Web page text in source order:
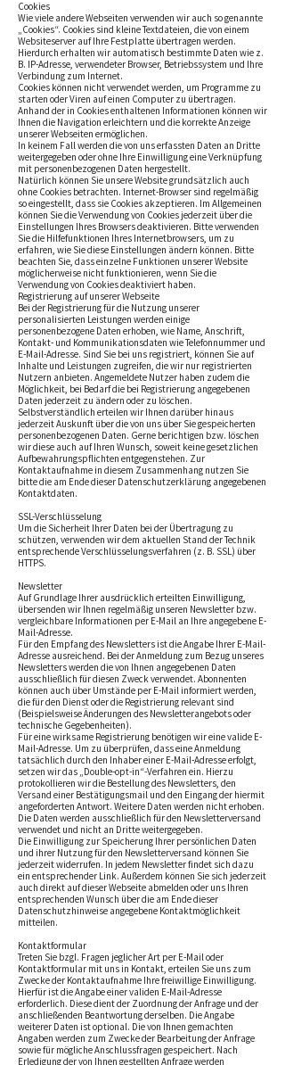
Cookies
Wie viele andere Webseiten verwenden wir auch so genannte
„Cookies“. Cookies sind kleine Textdateien, die von einem
Websiteserver auf Ihre Festplatte übertragen werden.
Hierdurch erhalten wir automatisch bestimmte Daten wie z.
B. IP-Adresse, verwendeter Browser, Betriebssystem und Ihre
Verbindung zum Internet.
Cookies können nicht verwendet werden, um Programme zu
starten oder Viren auf einen Computer zu übertragen.
Anhand der in Cookies enthaltenen Informationen können wir
Ihnen die Navigation erleichtern und die korrekte Anzeige
unserer Webseiten ermöglichen.
In keinem Fall werden die von uns erfassten Daten an Dritte
weitergegeben oder ohne Ihre Einwilligung eine Verknüpfung
mit personenbezogenen Daten hergestellt.
Natürlich können Sie unsere Website grundsätzlich auch
ohne Cookies betrachten. Internet-Browser sind regelmäßig
so eingestellt, dass sie Cookies akzeptieren. Im Allgemeinen
können Sie die Verwendung von Cookies jederzeit über die
Einstellungen Ihres Browsers deaktivieren. Bitte verwenden
Sie die Hilfefunktionen Ihres Internetbrowsers, um zu
erfahren, wie Sie diese Einstellungen ändern können. Bitte
beachten Sie, dass einzelne Funktionen unserer Website
möglicherweise nicht funktionieren, wenn Sie die
Verwendung von Cookies deaktiviert haben.
Registrierung auf unserer Webseite
Bei der Registrierung für die Nutzung unserer
personalisierten Leistungen werden einige
personenbezogene Daten erhoben, wie Name, Anschrift,
Kontakt- und Kommunikationsdaten wie Telefonnummer und
E-Mail-Adresse. Sind Sie bei uns registriert, können Sie auf
Inhalte und Leistungen zugreifen, die wir nur registrierten
Nutzern anbieten. Angemeldete Nutzer haben zudem die
Möglichkeit, bei Bedarf die bei Registrierung angegebenen
Daten jederzeit zu ändern oder zu löschen.
Selbstverständlich erteilen wir Ihnen darüber hinaus
jederzeit Auskunft über die von uns über Sie gespeicherten
personenbezogenen Daten. Gerne berichtigen bzw. löschen
wir diese auch auf Ihren Wunsch, soweit keine gesetzlichen
Aufbewahrungspflichten entgegenstehen. Zur
Kontaktaufnahme in diesem Zusammenhang nutzen Sie
bitte die am Ende dieser Datenschutzerklärung angegebenen
Kontaktdaten.
SSL-Verschlüsselung
Um die Sicherheit Ihrer Daten bei der Übertragung zu
schützen, verwenden wir dem aktuellen Stand der Technik
entsprechende Verschlüsselungsverfahren (z. B. SSL) über
HTTPS.
Newsletter
Auf Grundlage Ihrer ausdrücklich erteilten Einwilligung,
übersenden wir Ihnen regelmäßig unseren Newsletter bzw.
vergleichbare Informationen per E-Mail an Ihre angegebene E-
Mail-Adresse.
Für den Empfang des Newsletters ist die Angabe Ihrer E-Mail-
Adresse ausreichend. Bei der Anmeldung zum Bezug unseres
Newsletters werden die von Ihnen angegebenen Daten
ausschließlich für diesen Zweck verwendet. Abonnenten
können auch über Umstände per E-Mail informiert werden,
die für den Dienst oder die Registrierung relevant sind
(Beispielsweise Änderungen des Newsletterangebots oder
technische Gegebenheiten).
Für eine wirksame Registrierung benötigen wir eine valide E-
Mail-Adresse. Um zu überprüfen, dass eine Anmeldung
tatsächlich durch den Inhaber einer E-Mail-Adresse erfolgt,
setzen wir das „Double-opt-in“-Verfahren ein. Hierzu
protokollieren wir die Bestellung des Newsletters, den
Versand einer Bestätigungsmail und den Eingang der hiermit
angeforderten Antwort. Weitere Daten werden nicht erhoben.
Die Daten werden ausschließlich für den Newsletterversand
verwendet und nicht an Dritte weitergegeben.
Die Einwilligung zur Speicherung Ihrer persönlichen Daten
und ihrer Nutzung für den Newsletterversand können Sie
jederzeit widerrufen. In jedem Newsletter findet sich dazu
ein entsprechender Link. Außerdem können Sie sich jederzeit
auch direkt auf dieser Webseite abmelden oder uns Ihren
entsprechenden Wunsch über die am Ende dieser
Datenschutzhinweise angegebene Kontaktmöglichkeit
mitteilen.
Kontaktformular
Treten Sie bzgl. Fragen jeglicher Art per E-Mail oder
Kontaktformular mit uns in Kontakt, erteilen Sie uns zum
Zwecke der Kontaktaufnahme Ihre freiwillige Einwilligung.
Hierfür ist die Angabe einer validen E-Mail-Adresse
erforderlich. Diese dient der Zuordnung der Anfrage und der
anschließenden Beantwortung derselben. Die Angabe
weiterer Daten ist optional. Die von Ihnen gemachten
Angaben werden zum Zwecke der Bearbeitung der Anfrage
sowie für mögliche Anschlussfragen gespeichert. Nach
Erledigung der von Ihnen gestellten Anfrage werden